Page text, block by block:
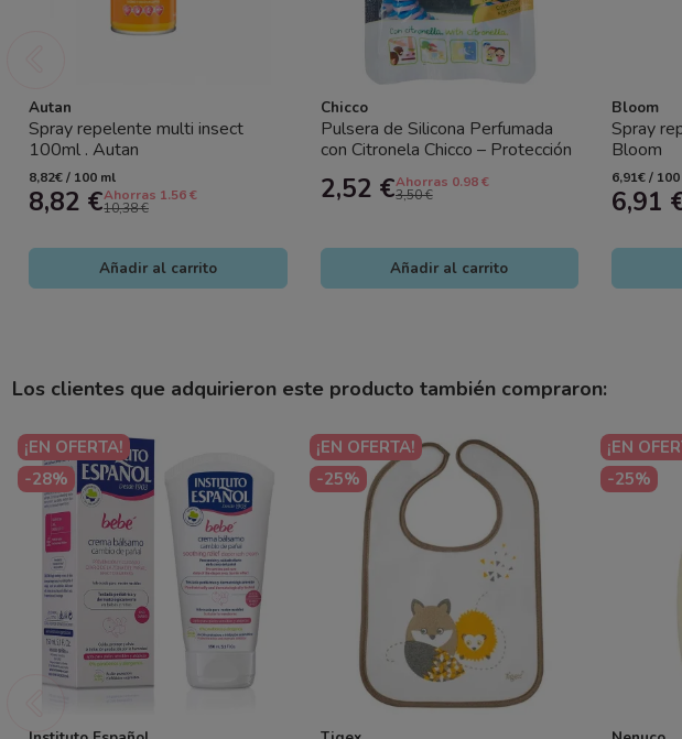
Autan
Spray repelente multi insect
100ml . Autan
8,82€ / 100 ml
8,82 €Ahorras 1.56 €
10,38 €
Añadir al carrito
Chicco
Pulsera de Silicona Perfumada
con Citronela Chicco – Protección
2,52 €Ahorras 0.98 €
3,50 €
Añadir al carrito
Bloom
Spray
Bloom
6,91€ /
6,91
Los clientes que adquirieron este producto también compraron:
¡EN OFERTA!
-28%
¡EN OFERTA!
-25%
¡EN
-25%